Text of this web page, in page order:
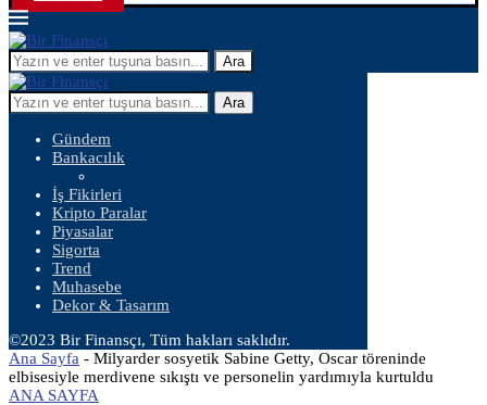
Ara
Ara
Gündem
Bankacılık
İş Fikirleri
Kripto Paralar
Piyasalar
Sigorta
Trend
Muhasebe
Dekor & Tasarım
©2023 Bir Finansçı, Tüm hakları saklıdır.
Ana Sayfa - Milyarder sosyetik Sabine Getty, Oscar töreninde
elbisesiyle merdivene sıkıştı ve personelin yardımıyla kurtuldu
ANA SAYFA